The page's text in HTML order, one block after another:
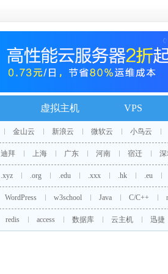
虚拟主机 VPS
金山云 新浪云 微软云 小鸟云
迪拜 上海 广东 河南 宿迁 深
.xyz .org .edu .xxx .hk .eu
WordPress w3school Java C/C++
redis access 数据库 云主机 迅捷